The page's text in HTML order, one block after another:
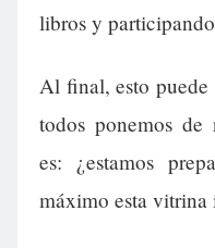
libros y
Al final, esto
todos ponemos de
es: ¿estamos
máximo esta vitrina